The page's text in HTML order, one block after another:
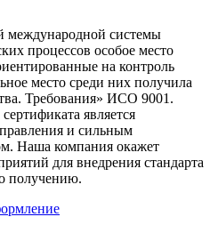
международной системы
процессов особое место
на контроль
место среди них получила
Требования» ИСО 9001.
является
и сильным
Наша компания окажет
для внедрения стандарта
получению.